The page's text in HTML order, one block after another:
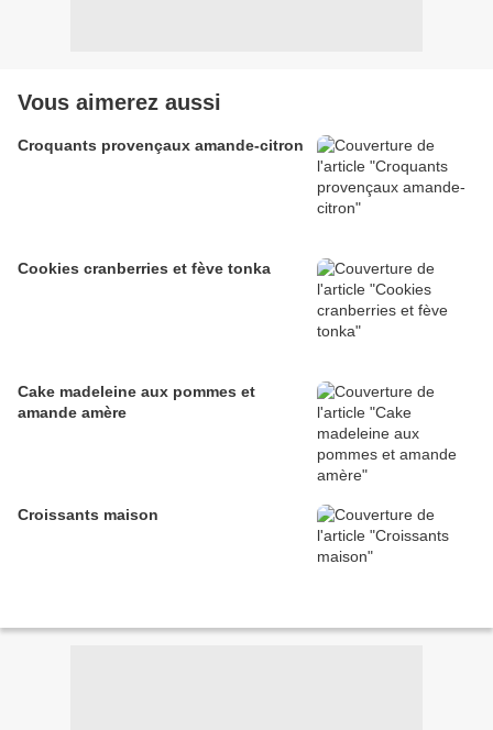
Vous aimerez aussi
Croquants provençaux amande-citron
Cookies cranberries et fève tonka
Cake madeleine aux pommes et
amande amère
Croissants maison